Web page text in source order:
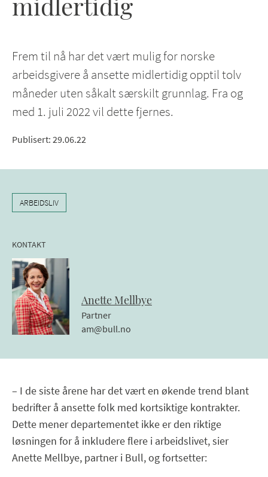
Frem til nå har det vært mulig for norske
arbeidsgivere å ansette midlertidig opptil tolv
måneder uten såkalt særskilt grunnlag. Fra og
med 1. juli 2022 vil dette fjernes.
Publisert: 29.06.22
ARBEIDSLIV
KONTAKT
Anette Mellbye
Partner
am@bull.no
– I de siste årene har det vært en økende trend blant
bedrifter å ansette folk med kortsiktige kontrakter.
Dette mener departementet ikke er den riktige
løsningen for å inkludere flere i arbeidslivet, sier
Anette Mellbye, partner i Bull, og fortsetter: